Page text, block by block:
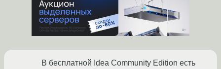
В бесплатной Idea Community Edition есть